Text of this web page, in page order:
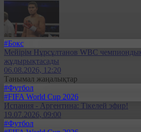
#Бокс
Мейірім Нұрсұлтанов WBC
жұдырықтасады
06.08.2026, 12:20
Танымал жаңалықтар
#Футбол
#FIFA World Cup 2026
Испания - Аргентина: Тікелей эфир!
19.07.2026, 09:00
#Футбол